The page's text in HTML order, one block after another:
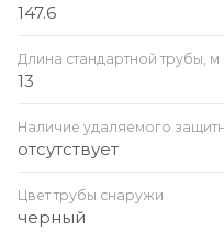
147.6
Длина стандартной трубы, м
13
Наличие удаляемого
отсутствует
Цвет трубы снаружи
черный